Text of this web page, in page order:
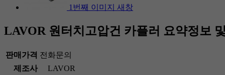
1번째 이미지 새창
LAVOR 원터치고압건 카플러 요약정보
판매가격 전화문의
제조사
LAVOR